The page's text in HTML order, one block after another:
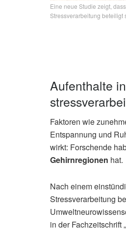
Eine neue Studie zeigt,
Stressverarbeitung beteiligt
Aufenthalte
Faktoren wie
Entspannung und
wirkt: Forschende
Gehirnregionen hat.
Nach einem
Stressverarbeitung
in der Fachzeitschrift „